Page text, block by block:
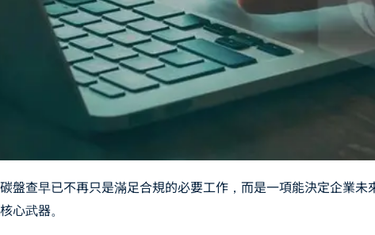
盤查早已不再只是滿足合規的必要工作，而是一項能決定企業
心武器。